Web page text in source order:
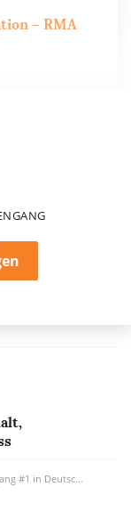
– RMA
Betriebswirtschaftslehre ist Studiengang #1 in Deutschland. Wie viel Geld verdient man...